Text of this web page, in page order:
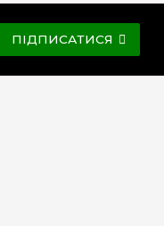
ПІДПИСАТИСЯ